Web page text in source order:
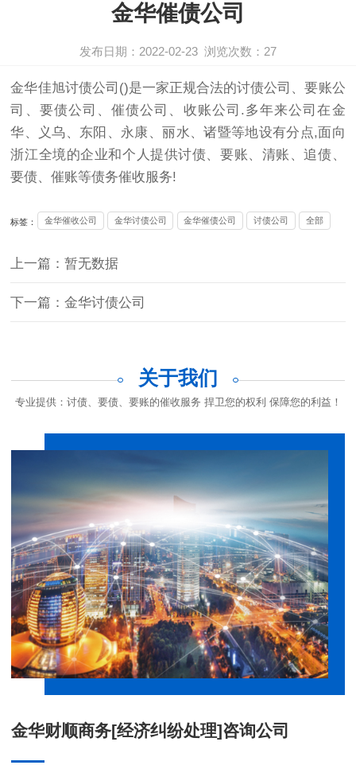
金华催债公司
发布日期：2022-02-23 浏览次数： 27
金华佳旭讨债公司 ()是一家正规合法的讨债公司 、要账公
司 、 要债公司、催债公司、收账公司.多年来公司在金
华、义乌、东阳、永康、丽水、诸暨等地设有分点,面向
浙江全境的企业和个人提供讨债、要账、清账、追债、
要债、催账等债务催收服务!
标签： 金华催收公司 金华讨债公司 金华催债公司 讨债公司 全部
上一篇：暂无数据
下一篇：金华讨债公司
关于我们
专业提供：讨债、要债、要账的催收服务 捍卫您的权利 保障您的利益！
金华财顺商务[经济纠纷处理]咨询公司